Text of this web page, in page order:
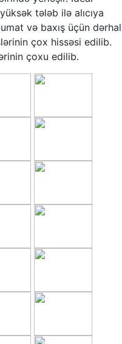
tələb ilə alıcıya
və baxış üçün dərhal
çox hissəsi edilib.
çoxu edilib.